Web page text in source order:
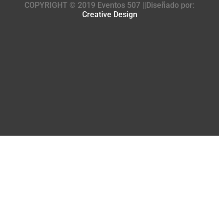
COPYRIGHT © 2019 Eventos 507 ||Diseñado por:
Creative Design